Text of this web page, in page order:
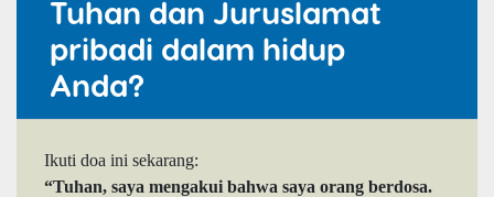
Tuhan dan Juruslamat
pribadi dalam hidup
Anda?
Ikuti doa ini sekarang:
“Tuhan, saya mengakui bahwa saya orang berdosa.